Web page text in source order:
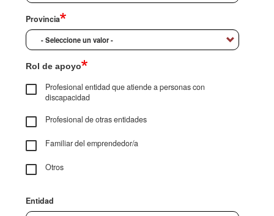
Provincia
Rol de apoyo
Profesional entidad que atiende a personas con
discapacidad
Profesional de otras entidades
Familiar del emprendedor/a
Otros
Entidad